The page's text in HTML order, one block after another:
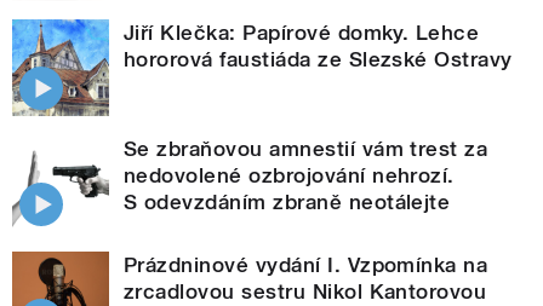
Jiří Klečka: Papírové domky. Lehce
hororová faustiáda ze Slezské Ostravy
Se zbraňovou amnestií vám trest za
nedovolené ozbrojování nehrozí.
S odevzdáním zbraně neotálejte
Prázdninové vydání I. Vzpomínka na
zrcadlovou sestru Nikol Kantorovou